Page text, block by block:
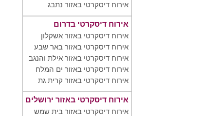
אירוח דיסקרטי באזור נתבג
אירוח דיסקרטי בדרום
אירוח דיסקרטי באזור אשקלון
אירוח דיסקרטי באזור באר שבע
אירוח דיסקרטי באזור אילת והנגב
אירוח דיסקרטי באזור ים המלח
אירוח דיסקרטי באזור קרית גת
אירוח דיסקרטי באזור ירושלים
אירוח דיסקרטי באזור בית שמש